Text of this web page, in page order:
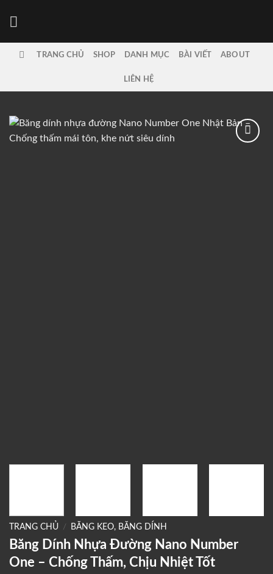
dung
TRANG CHỦ SHOP DANH MỤC BÀI VIẾT ABOUT
LIÊN HỆ
TRANG CHỦ / BĂNG KEO, BĂNG DÍNH
Băng Dính Nhựa Đường Nano Number
One – Chống Thấm, Chịu Nhiệt Tốt